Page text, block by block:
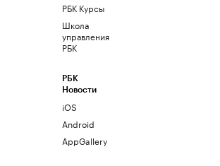
РБК Курсы
Школа
управления
РБК
РБК
Новости
iOS
Android
AppGallery